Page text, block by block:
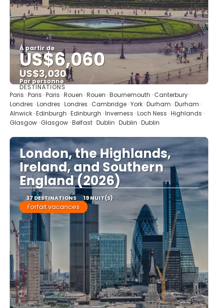
À partir de
US$6,060
US$3,030
Par personne
Afficher
DESTINATIONS
Paris · Paris · Paris · Rouen · Rouen · Bournemouth · Canterbury ·
Londres · Londres · Londres · Cambridge · York · Durham · Durham ·
Alnwick · Edinburgh · Edinburgh · Inverness · Loch Ness · Highlands ·
Glasgow · Glasgow · Belfast · Dublin · Dublin · Dublin
London, the Highlands,
Ireland, and Southern
England (2026)
37 DESTINATIONS 19 NUIT(S)
Forfait vacances